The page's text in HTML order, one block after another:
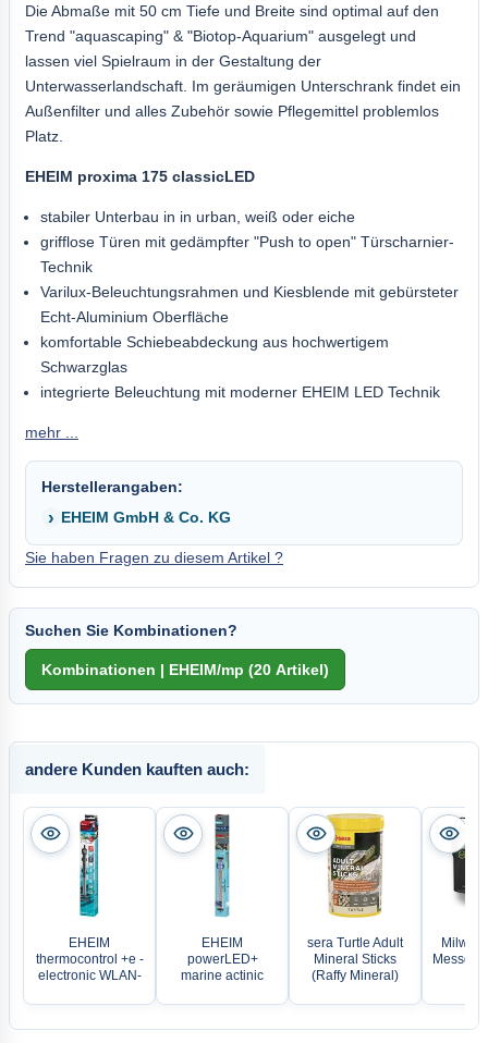
Die Abmaße mit 50 cm Tiefe und Breite sind optimal auf den
Trend "aquascaping" & "Biotop-Aquarium" ausgelegt und
lassen viel Spielraum in der Gestaltung der
Unterwasserlandschaft. Im geräumigen Unterschrank findet ein
Außenfilter und alles Zubehör sowie Pflegemittel problemlos
Platz.
EHEIM proxima 175 classicLED
stabiler Unterbau in in urban, weiß oder eiche
grifflose Türen mit gedämpfter "Push to open" Türscharnier-
Technik
Varilux-Beleuchtungsrahmen und Kiesblende mit gebürsteter
Echt-Aluminium Oberfläche
komfortable Schiebeabdeckung aus hochwertigem
Schwarzglas
integrierte Beleuchtung mit moderner EHEIM LED Technik
mehr ...
Herstellerangaben:
EHEIM GmbH & Co. KG
Sie haben Fragen zu diesem Artikel ?
Suchen Sie Kombinationen?
andere Kunden kauften auch:
EHEIM
thermocontrol +e -
electronic WLAN-
EHEIM
powerLED+
marine actinic
sera Turtle Adult
Mineral Sticks
(Raffy Mineral)